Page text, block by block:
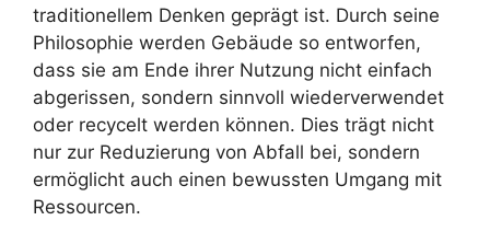
traditionellem Denken geprägt ist. Durch seine
Philosophie werden Gebäude so entworfen,
dass sie am Ende ihrer Nutzung nicht einfach
abgerissen, sondern sinnvoll wiederverwendet
oder recycelt werden können. Dies trägt nicht
nur zur Reduzierung von Abfall bei, sondern
ermöglicht auch einen bewussten Umgang mit
Ressourcen.